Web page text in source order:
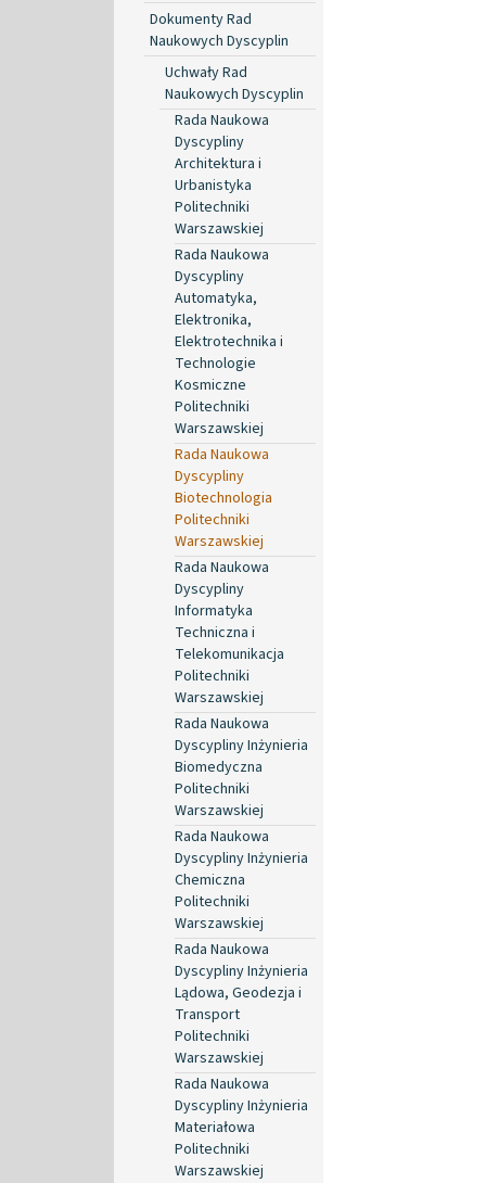
Dokumenty Rad
Naukowych Dyscyplin
Uchwały Rad
Naukowych Dyscyplin
Rada Naukowa
Dyscypliny
Architektura i
Urbanistyka
Politechniki
Warszawskiej
Rada Naukowa
Dyscypliny
Automatyka,
Elektronika,
Elektrotechnika i
Technologie
Kosmiczne
Politechniki
Warszawskiej
Rada Naukowa
Dyscypliny
Biotechnologia
Politechniki
Warszawskiej
Rada Naukowa
Dyscypliny
Informatyka
Techniczna i
Telekomunikacja
Politechniki
Warszawskiej
Rada Naukowa
Dyscypliny Inżynieria
Biomedyczna
Politechniki
Warszawskiej
Rada Naukowa
Dyscypliny Inżynieria
Chemiczna
Politechniki
Warszawskiej
Rada Naukowa
Dyscypliny Inżynieria
Lądowa, Geodezja i
Transport
Politechniki
Warszawskiej
Rada Naukowa
Dyscypliny Inżynieria
Materiałowa
Politechniki
Warszawskiej